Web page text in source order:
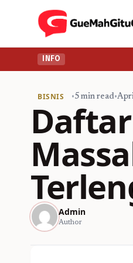
INFO
BISNIS •5 min read•
Admin
Author